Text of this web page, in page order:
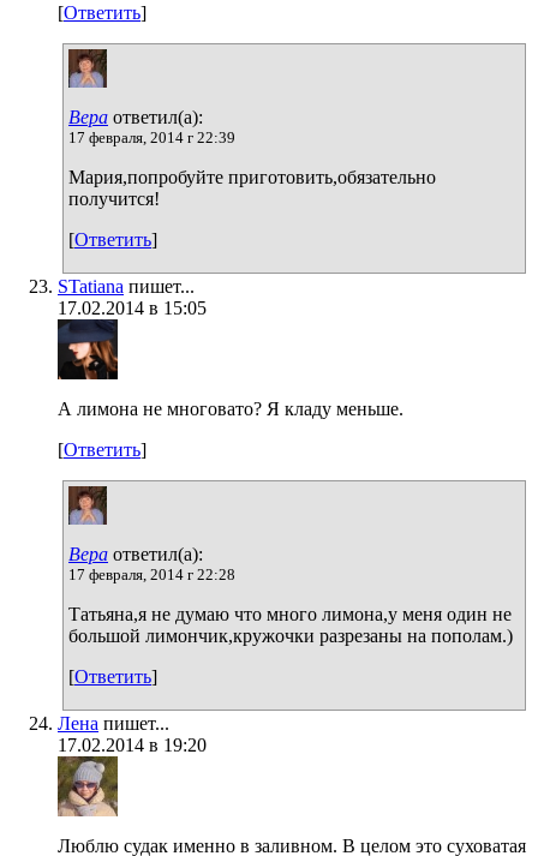
[Ответить]
Вера ответил(а):
17 февраля, 2014 г 22:39
Мария,попробуйте приготовить,обязательно
получится!
[Ответить]
STatiana пишет...
17.02.2014 в 15:05
А лимона не многовато? Я кладу меньше.
[Ответить]
Вера ответил(а):
17 февраля, 2014 г 22:28
Татьяна,я не думаю что много лимона,у меня один не
большой лимончик,кружочки разрезаны на пополам.)
[Ответить]
Лена пишет...
17.02.2014 в 19:20
Люблю судак именно в заливном. В целом это суховатая